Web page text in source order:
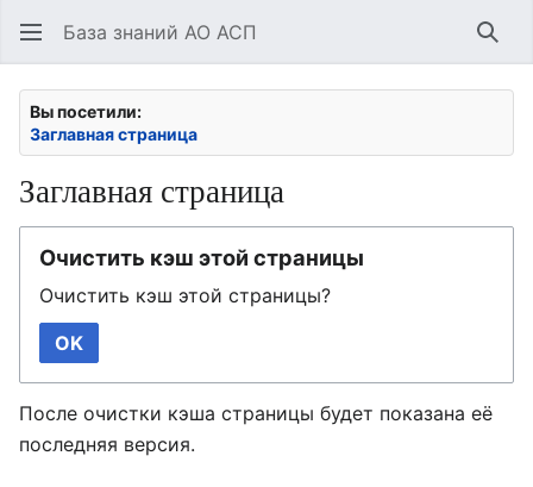
База знаний АО АСП
Вы посетили:
Заглавная страница
Заглавная страница
Очистить кэш этой страницы
Очистить кэш этой страницы?
OK
После очистки кэша страницы будет показана её
последняя версия.